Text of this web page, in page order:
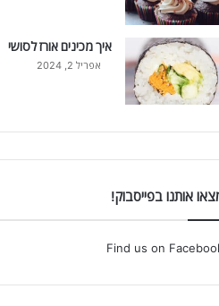
איך מכינים אורז לסושי
אפריל 2, 2024
אותנו בפייסבוק!
Find us on